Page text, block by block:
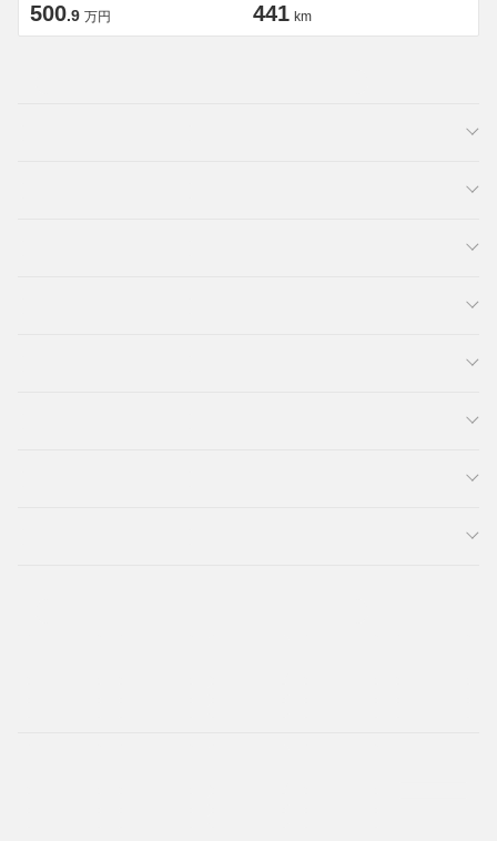
500.9 万円 441 km